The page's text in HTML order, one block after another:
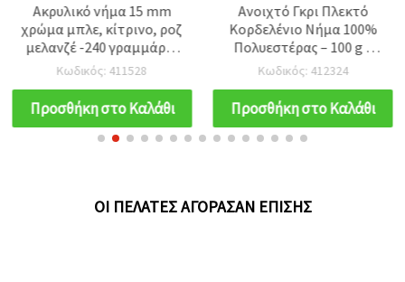
Ακρυλικό νήμα 15 mm
χρώμα μπλε, κίτρινο, ροζ
μελανζέ -240 γραμμάρια
-50 μέτρα
Κωδικός: 411528
Προσθήκη στο Καλάθι
Ανοιχτό Γκρι Πλεκτό
Κορδελένιο Νήμα 100%
Πολυεστέρας – 100 g –
Ιδανικό για Βελονάκι,
Πλέξιμο και
Δημιουργικές DIY
Κατασκευές
Κωδικός: 412324
Προσθήκη στο Καλάθι
ΟΙ ΠΕΛΆΤΕΣ ΑΓΌΡΑΣΑΝ ΕΠΊΣΗΣ